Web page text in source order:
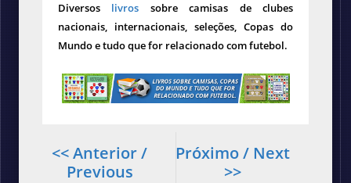
Diversos livros sobre camisas de clubes
nacionais, internacionais, seleções, Copas do
Mundo e tudo que for relacionado com futebol.
Próximo / Next
>>
<< Anterior /
Previous